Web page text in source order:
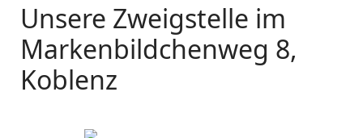
Unsere Zweigstelle im
Markenbildchenweg 8,
Koblenz